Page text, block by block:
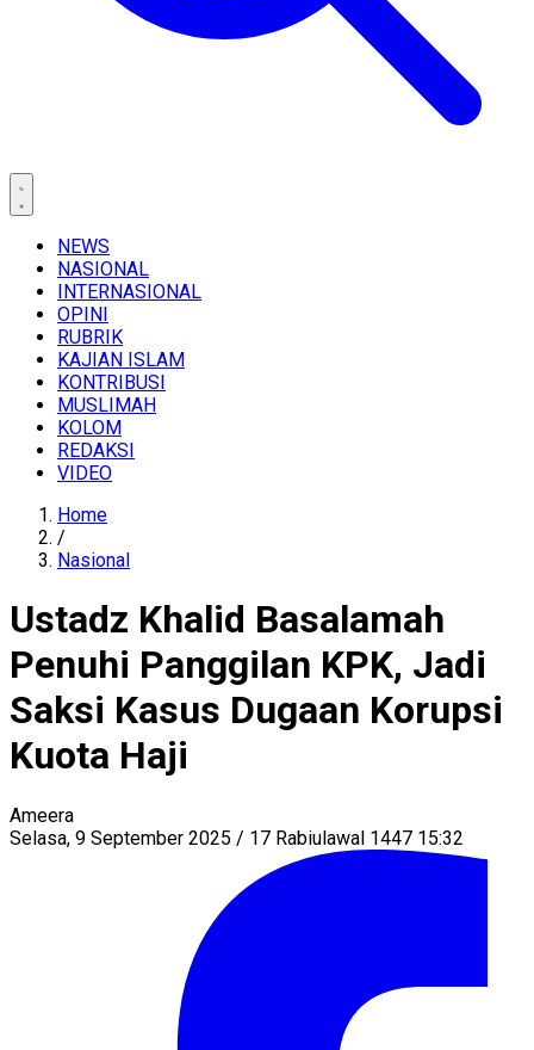
NEWS
NASIONAL
INTERNASIONAL
OPINI
RUBRIK
KAJIAN ISLAM
KONTRIBUSI
MUSLIMAH
KOLOM
REDAKSI
VIDEO
Home
/
Nasional
Ustadz Khalid Basalamah
Penuhi Panggilan KPK, Jadi
Saksi Kasus Dugaan Korupsi
Kuota Haji
Ameera
Selasa, 9 September 2025 / 17 Rabiulawal 1447 15:32